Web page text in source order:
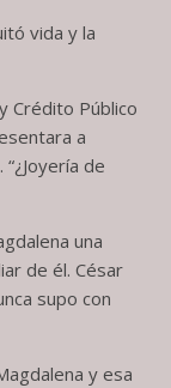
vida y la
Crédito Público
a
de
una
de él. César
supo con
y esa